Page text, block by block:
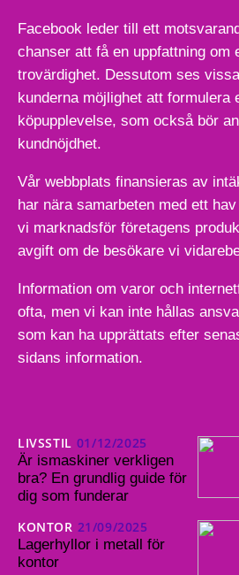
Facebook leder till ett
chanser att få en uppfattning om
trovärdighet. Dessutom ses
kunderna möjlighet att formulera
köpupplevelse, som också bör
kundnöjdhet.
Vår webbplats finansieras av
har nära samarbeten med ett
vi marknadsför företagens
avgift om de besökare vi
Information om varor och
ofta, men vi kan inte hållas
som kan ha upprättats efter
sidans information.
LIVSSTIL 01/12/2025
Är ismaskiner verkligen
bra? En grundlig guide för
dig som funderar
KONTOR 21/09/2025
Lagerhyllor i metall för
kontor